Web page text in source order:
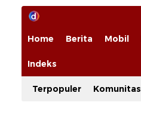
Home Berita Mobil
Indeks
Terpopuler Komunitas